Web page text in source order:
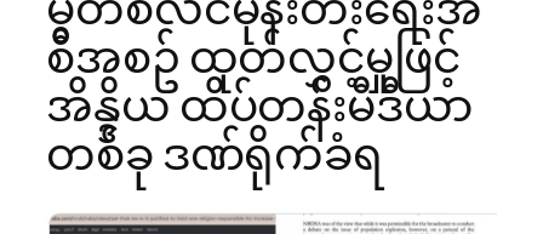
စီအစဥ် ထုတ်လွှင့်မှုဖြင့်
အိန္ဒိယ ထိပ်တန်းမီဒီယာ
တစ်ခု ဒဏ်ရိုက်ခံရ